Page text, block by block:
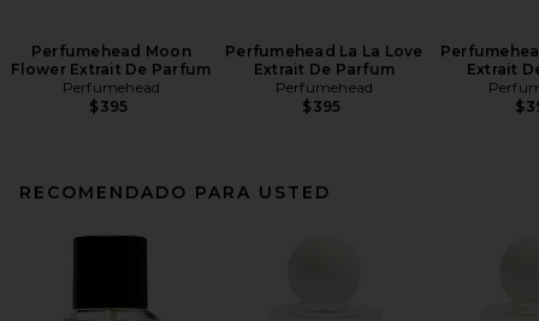
Perfumehead Moon
Flower Extrait De Parfum
Perfumehead
$395
Perfumehead La La Love
Extrait De Parfum
Perfumehead
$395
Extrait
RECOMENDADO PARA USTED